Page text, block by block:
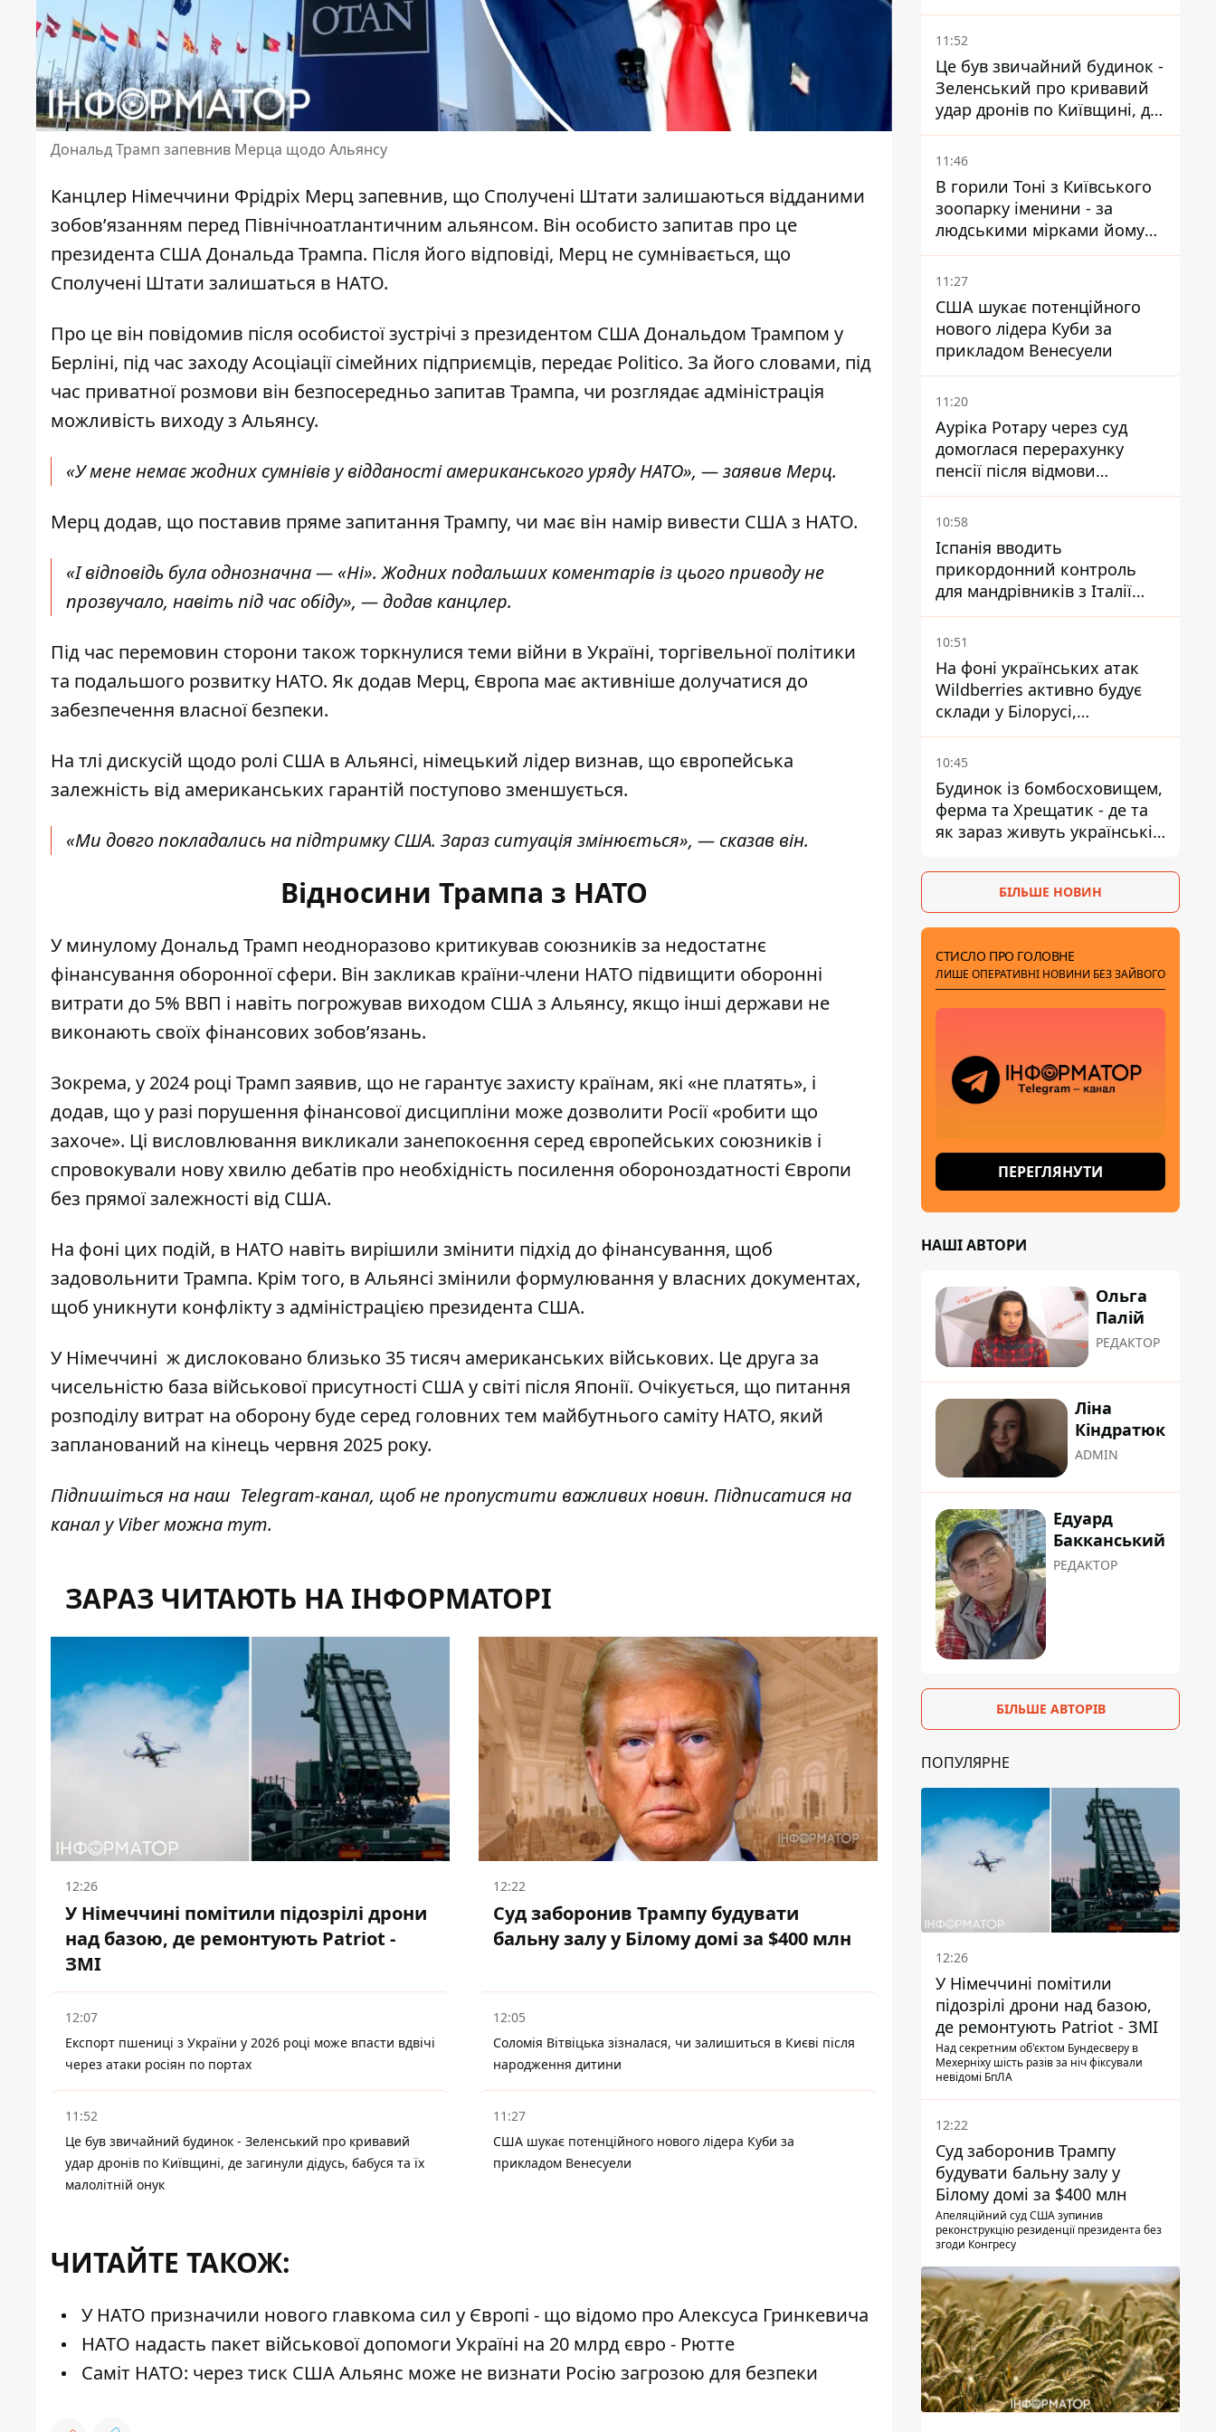
Дональд Трамп запевнив Мерца щодо Альянсу
Канцлер Німеччини Фрідріх Мерц запевнив, що Сполучені Штати залишаються відданими
зобов’язанням перед Північноатлантичним альянсом. Він особисто запитав про це
президента США Дональда Трампа. Після його відповіді, Мерц не сумнівається, що
Сполучені Штати залишаться в НАТО.
Про це він повідомив після особистої зустрічі з президентом США Дональдом Трампом у
Берліні, під час заходу Асоціації сімейних підприємців, передає Politico. За його словами, під
час приватної розмови він безпосередньо запитав Трампа, чи розглядає адміністрація
можливість виходу з Альянсу.
«У мене немає жодних сумнівів у відданості американського уряду НАТО», — заявив Мерц.
Мерц додав, що поставив пряме запитання Трампу, чи має він намір вивести США з НАТО.
«І відповідь була однозначна — «Ні». Жодних подальших коментарів із цього приводу не
прозвучало, навіть під час обіду», — додав канцлер.
Під час перемовин сторони також торкнулися теми війни в Україні, торгівельної політики
та подальшого розвитку НАТО. Як додав Мерц, Європа має активніше долучатися до
забезпечення власної безпеки.
На тлі дискусій щодо ролі США в Альянсі, німецький лідер визнав, що європейська
залежність від американських гарантій поступово зменшується.
«Ми довго покладались на підтримку США. Зараз ситуація змінюється», — сказав він.
Відносини Трампа з НАТО
У минулому Дональд Трамп неодноразово критикував союзників за недостатнє
фінансування оборонної сфери. Він закликав країни-члени НАТО підвищити оборонні
витрати до 5% ВВП і навіть погрожував виходом США з Альянсу, якщо інші держави не
виконають своїх фінансових зобов’язань.
Зокрема, у 2024 році Трамп заявив, що не гарантує захисту країнам, які «не платять», і
додав, що у разі порушення фінансової дисципліни може дозволити Росії «робити що
захоче». Ці висловлювання викликали занепокоєння серед європейських союзників і
спровокували нову хвилю дебатів про необхідність посилення обороноздатності Європи
без прямої залежності від США.
На фоні цих подій, в НАТО навіть вирішили змінити підхід до фінансування, щоб
задовольнити Трампа. Крім того, в Альянсі змінили формулювання у власних документах,
щоб уникнути конфліктуз адміністрацією президента США.
У Німеччині ж дислоковано близько 35 тисяч американських військових. Це друга за
чисельністю база військової присутності США у світі після Японії. Очікується, що питання
розподілу витрат на оборону буде серед головних тем майбутнього саміту НАТО, який
запланований на кінець червня 2025 року.
Підпишіться на наш Telegram-канал, щоб не пропустити важливих новин. Підписатися на
канал у Viber можнатут.
ЗАРАЗ ЧИТАЮТЬ НА ІНФОРМАТОРІ
12:26
У Німеччині помітили підозрілі дрони
над базою, де ремонтують Patriot -
ЗМІ
12:22
Суд заборонив Трампу будувати
бальну залу у Білому домі за $400 млн
12:07
Експорт пшениці з України у 2026 році може впасти вдвічі
через атаки росіян по портах
12:05
Соломія Вітвіцька зізналася, чи залишиться в Києві після
народження дитини
11:52
Це був звичайний будинок - Зеленський про кривавий
удар дронів по Київщині, де загинули дідусь, бабуся та їх
малолітній онук
11:27
США шукає потенційного нового лідера Куби за
прикладом Венесуели
ЧИТАЙТЕ ТАКОЖ:
У НАТО призначили нового главкома сил у Європі - що відомо про Алексуса Гринкевича
НАТО надасть пакет військової допомоги Україні на 20 млрд євро - Рютте
Саміт НАТО: через тиск США Альянс може не визнати Росію загрозою для безпеки
11:52
Це був звичайний будинок -
Зеленський про кривавий
удар дронів по Київщині, де
загинули дідусь, бабуся та їх
малолітній онук
11:46
В горили Тоні з Київського
зоопарку іменини - за
людськими мірками йому
вже понад 90 років
11:27
США шукає потенційного
нового лідера Куби за
прикладом Венесуели
11:20
Ауріка Ротару через суд
домоглася перерахунку
пенсії після відмови
Пенсійного фонду
10:58
Іспанія вводить
прикордонний контроль
для мандрівників з Італії
через міграційний конфлікт
10:51
На фоні українських атак
Wildberries активно будує
склади у Білорусі,
Казахстані, Узбекистані
10:45
Будинок із бомбосховищем,
ферма та Хрещатик - де та
як зараз живуть українські
БІЛЬШЕ НОВИН
СТИСЛО ПРО ГОЛОВНЕ
ЛИШЕ ОПЕРАТИВНІ НОВИНИ БЕЗ ЗАЙВОГО
ПЕРЕГЛЯНУТИ
НАШІ АВТОРИ
Ольга
Палій
РЕДАКТОР
Ліна
Кіндратюк
ADMIN
Едуард
Бакканський
РЕДАКТОР
БІЛЬШЕ АВТОРІВ
ПОПУЛЯРНЕ
12:26
У Німеччині помітили
підозрілі дрони над базою,
де ремонтують Patriot - ЗМІ
Над секретним об'єктом Бундесверу в
Мехерніху шість разів за ніч фіксували
невідомі БпЛА
12:22
Суд заборонив Трампу
будувати бальну залу у
Білому домі за $400 млн
Апеляційний суд США зупинив
реконструкцію резиденції президента без
згоди Конгресу